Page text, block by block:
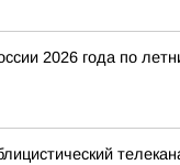
2026 года по